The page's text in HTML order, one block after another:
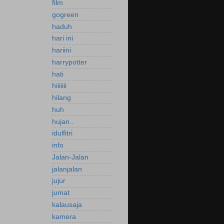
film
gogreen
haduh
hari ini
hariini
harrypotter
hati
hiiiiiii
hilang
huh
hujan..
idulfitri
info
Jalan-Jalan
jalanjalan
jujur
jumat
kalausaja
kamera